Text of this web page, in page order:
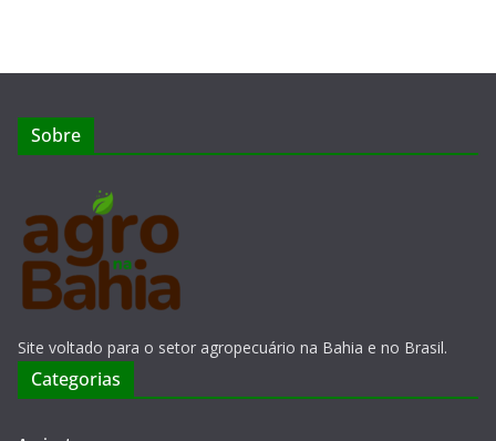
Sobre
Site voltado para o setor agropecuário na Bahia e no Brasil.
Categorias